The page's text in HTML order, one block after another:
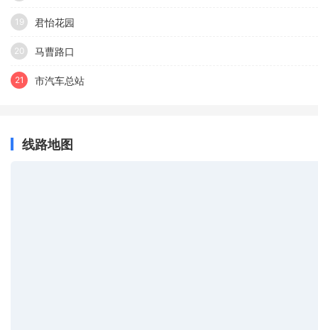
19 君怡花园
20 马曹路口
21 市汽车总站
线路地图